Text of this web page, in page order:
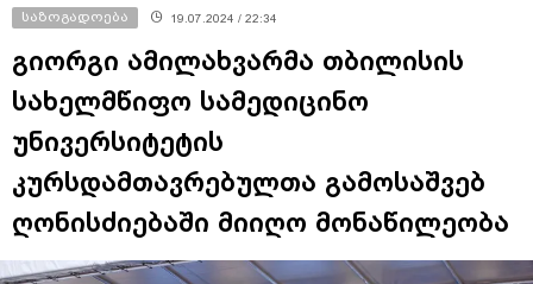
გიორგი ამილახვარმა თბილისის
სახელმწიფო სამედიცინო
უნივერსიტეტის
კურსდამთავრებულთა გამოსაშვებ
ღონისძიებაში მიიღო მონაწილეობა